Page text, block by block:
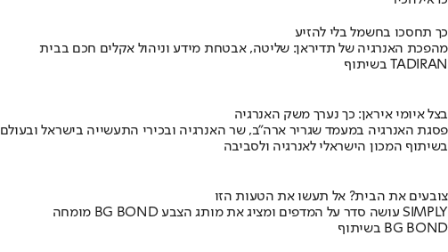
כך תחסכו בחשמל בלי להזיע
מהפכת האנרגיה של תדיראן: שליטה, אבטחת מידע וניהול אקלים חכם בבית
בשיתוף TADIRAN
בצל איומי איראן: כך נערך משק האנרגיה
פסגת האנרגיה במעמד שגריר ארה"ב, שר האנרגיה ובכירי התעשייה בישראל ובעולם
בשיתוף המכון הישראלי לאנרגיה ולסביבה
צובעים את הבית? אל תעשו את הטעות הזו
מומחה BG BOND עושה סדר על המדפים ומציג את מותג הצבע SIMPLY
בשיתוף BG BOND